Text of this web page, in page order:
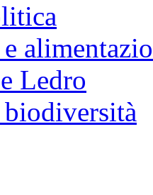
Ledro